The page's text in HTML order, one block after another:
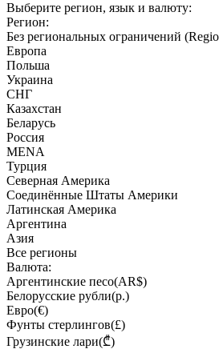
Выберите регион, язык и валюту:
Регион:
Без региональных ограничений
Европа
Польша
Украина
СНГ
Казахстан
Беларусь
Россия
MENA
Турция
Северная Америка
Соединённые Штаты Америки
Латинская Америка
Аргентина
Азия
Все регионы
Валюта:
Аргентинские песо(AR$)
Белорусские рубли(р.)
Евро(€)
Фунты стерлингов(£)
Грузинские лари(₾)